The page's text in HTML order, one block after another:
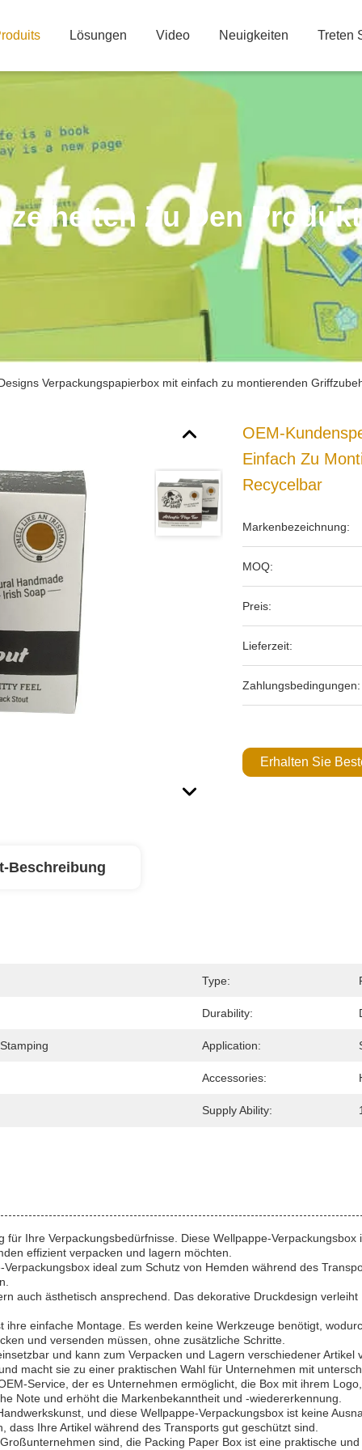
Lösungen Video Neuigkeiten Treten
Zu Den
Verpackungspapierbox mit einfach zu montierenden
OEM-
Einfach Zu
Recycelbar
Markenbezeichnung:
MOQ:
Preis:
Lieferzeit:
Zahlungsbedingungen:
Erhalten Sie
Beschreibung
Type:
Durability:
Application:
Accessories:
Supply Ability:
Ihre Verpackungsbedürfnisse. Diese Wellpappe-
effizient verpacken und lagern möchten.
ideal zum Schutz von Hemden während des
auch ästhetisch ansprechend. Das dekorative Druckdesign
einfache Montage. Es werden keine Werkzeuge benötigt,
und versenden müssen, ohne zusätzliche Schritte.
und kann zum Verpacken und Lagern verschiedener
macht sie zu einer praktischen Wahl für Unternehmen mit
Service, der es Unternehmen ermöglicht, die Box mit ihrem
Note und erhöht die Markenbekanntheit und -wiedererkennung.
und diese Wellpappe-Verpackungsbox ist keine
Ihre Artikel während des Transports gut geschützt sind.
sind, die Packing Paper Box ist eine praktische